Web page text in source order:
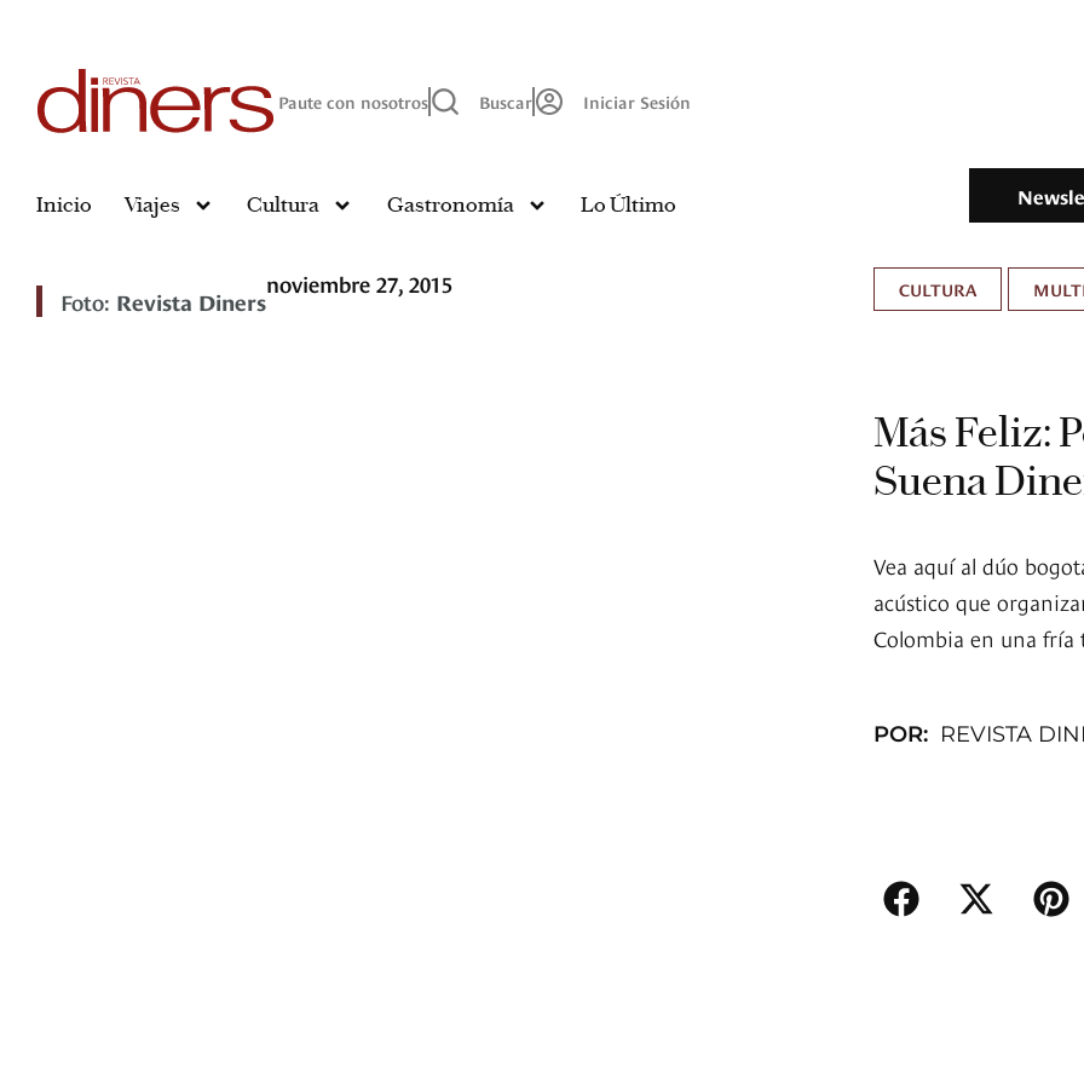
Paute con nosotros Buscar Iniciar Sesión
Inicio Viajes Cultura Gastronomía Lo Último
Foto: Revista Diners
noviembre 27, 2015 CULTURA
Más Feliz:
Suena
Vea aquí al dúo
acústico que
Colombia en una fría
POR: REVISTA